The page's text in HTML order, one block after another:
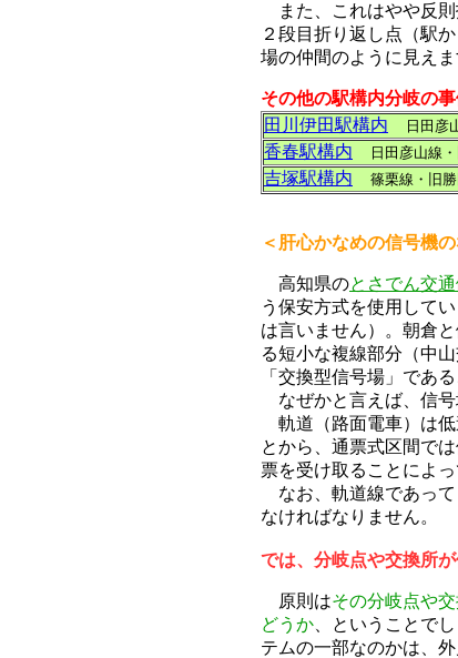
また、これはやや反
２段目折り返し点 （駅
場の仲間のように見え
その他の駅構内分岐の事
田川伊田駅構内 日田彦
香春駅構内 日田彦山線
吉塚駅構内 篠栗線・旧
＜肝心かなめの信号機
高知県のとさでん交
う保安方式を使用して
は言いません）。朝倉
る短小な複線部分（中
「交換型信号場」であ
なぜかと言えば、信号
軌道（路面電車） は
とから、通票式区間で
票を受け取ることによ
なお、軌道線であって
なければなりません。
では、分岐点や交換所
原則はその分岐点や
どうか 、ということで
テムの一部なのかは、